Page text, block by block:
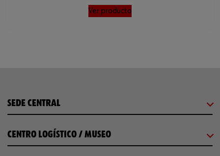
Ver producto
SEDE CENTRAL
CENTRO LOGÍSTICO / MUSEO